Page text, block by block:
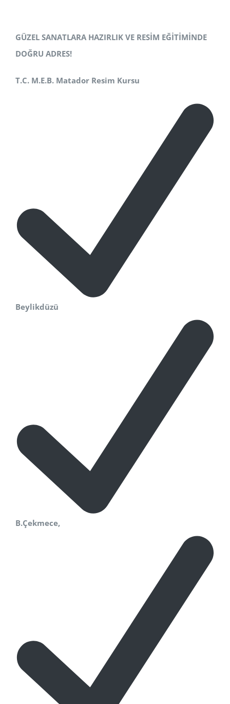
GÜZEL SANATLARA HAZIRLIK VE RESİM EĞİTİMİNDE
DOĞRU ADRES!
T.C. M.E.B. Matador Resim Kursu
Beylikdüzü
B.Çekmece,